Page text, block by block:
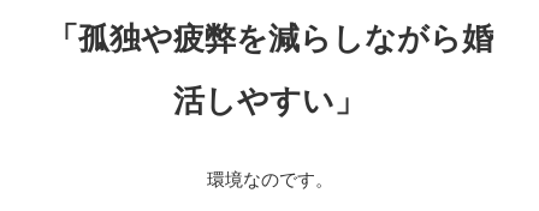
「孤独や疲弊を減らしながら婚
活しやすい」
環境なのです。